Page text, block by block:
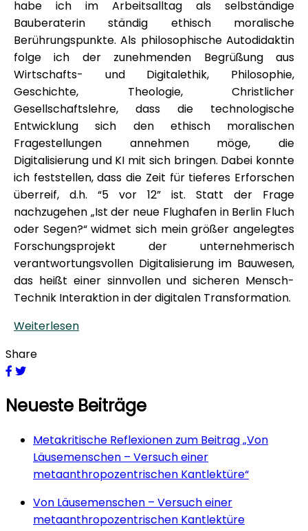
habe ich im Arbeitsalltag als selbständige
Bauberaterin ständig ethisch moralische
Berührungspunkte. Als philosophische Autodidaktin
folge ich der zunehmenden Begrüßung aus
Wirtschafts- und Digitalethik, Philosophie,
Geschichte, Theologie, Christlicher
Gesellschaftslehre, dass die technologische
Entwicklung sich den ethisch moralischen
Fragestellungen annehmen möge, die
Digitalisierung und KI mit sich bringen. Dabei konnte
ich feststellen, dass die Zeit für tieferes Erforschen
überreif, d.h. “5 vor 12” ist. Statt der Frage
nachzugehen „Ist der neue Flughafen in Berlin Fluch
oder Segen?“ widmet sich mein größer angelegtes
Forschungsprojekt der unternehmerisch
verantwortungsvollen Digitalisierung im Bauwesen,
das heißt einer sinnvollen und sicheren Mensch-
Technik Interaktion in der digitalen Transformation.
Weiterlesen
Share
Neueste Beiträge
Metakritische Reflexionen zum Beitrag „Von
Läusemenschen – Versuch einer
metaanthropozentrischen Kantlektüre“
Von Läusemenschen – Versuch einer
metaanthropozentrischen Kantlektüre